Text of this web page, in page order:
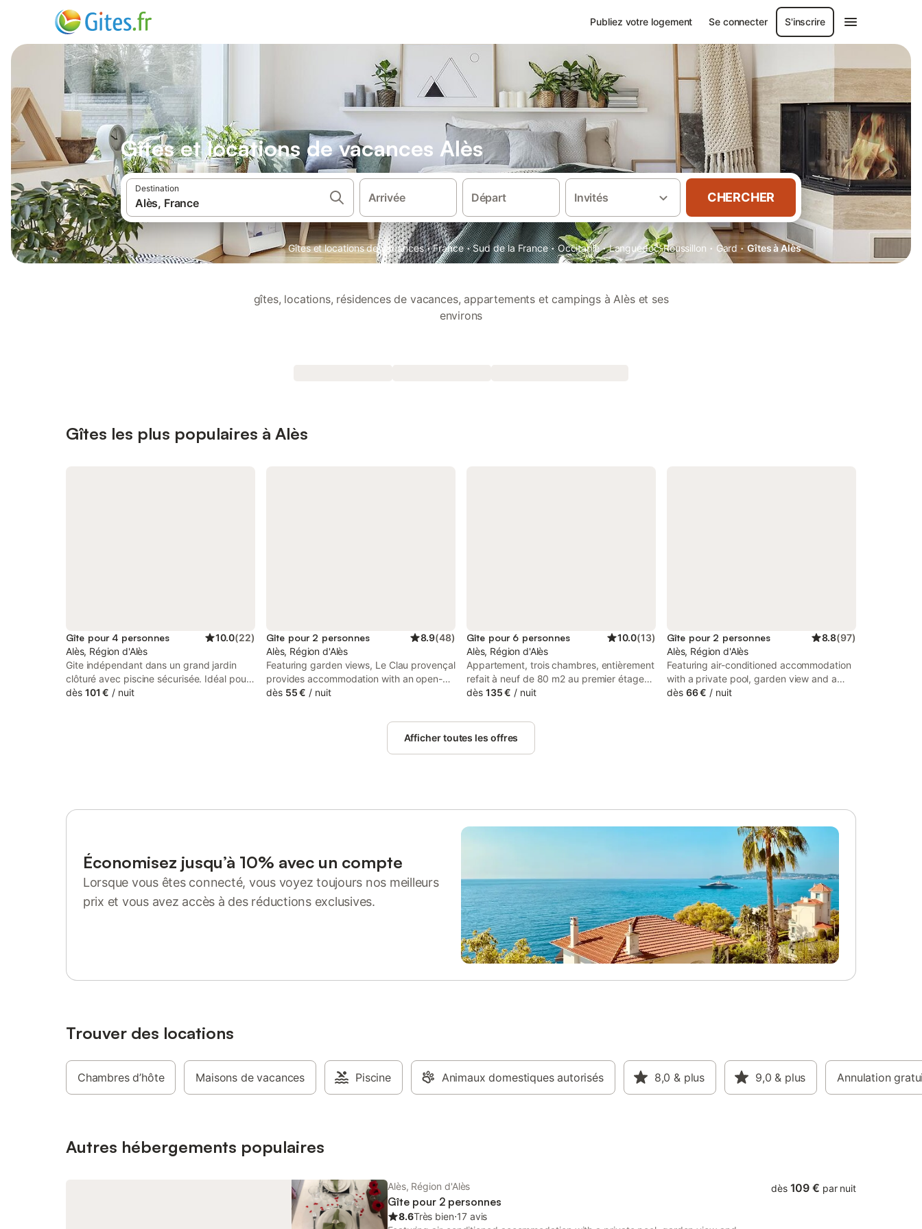
Publiez votre logement Se connecter S'inscrire
Gîtes et locations de vacances Alès
Destination
Arrivée Départ Invités CHERCHER
Gîtes et locations de vacances · France · Sud de la France · Occitanie · Languedoc-Roussillon · Gard · Gîtes à Alès
gîtes, locations, résidences de vacances, appartements et campings à Alès et ses
environs
Gîtes les plus populaires à Alès
Gîte pour 4 personnes 10.0(22)
Alès, Région d'Alès
Gite indépendant dans un grand jardin
clôturé avec piscine sécurisée. Idéal pour
une famille (2+2). Une chambre lit 160
idéal pour profiter des nombreuses
(sites touristiques, rando, baignades...) ou
se reposer au calme et profiter de la
piscine.
dès 101 € / nuit
Gîte pour 2 personnes 8.9(48)
Alès, Région d'Alès
Featuring garden views, Le Clau provençal
provides accommodation with an open-air
bath, a garden and barbecue facilities,
apartment offers free private parking and
dès 55 € / nuit
Gîte pour 6 personnes 10.0(13)
Alès, Région d'Alès
Appartement, trois chambres, entièrement
refait à neuf de 80 m2 au premier étage
d'une maison individuelle avec coin jardin,
Dans cartier calme et résidentiel, en
campagne à 5mn en voiture, ou 20mn à
dès 135 € / nuit
Gîte pour 2 personnes 8.8(97)
Alès, Région d'Alès
Featuring air-conditioned accommodation
with a private pool, garden view and a
terrace, Pause au pied des Cevennes is
dès 66 € / nuit
Afficher toutes les offres
Économisez jusqu’à 10% avec un compte
Lorsque vous êtes connecté, vous voyez toujours nos meilleurs
prix et vous avez accès à des réductions exclusives.
Trouver des locations
Chambres d’hôte Maisons de vacances Piscine Animaux domestiques autorisés 8,0 & plus 9,0 & plus Annulation
Autres hébergements populaires
Alès, Région d'Alès
Gîte pour 2 personnes
8.6Très bien⋅17 avis
dès 109 € par nuit